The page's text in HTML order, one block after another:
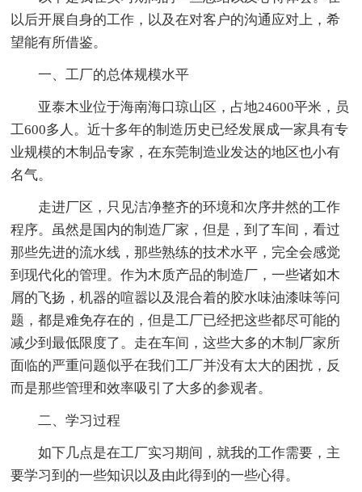
以后开展自身的工作，以及在对客户的沟通应对上，希
望能有所借鉴。
一、工厂的总体规模水平
亚泰木业位于海南海口琼山区，占地24600平米，员
工600多人。近十多年的制造历史已经发展成一家具有专
业规模的木制品专家，在东莞制造业发达的地区也小有
名气。
走进厂区，只见洁净整齐的环境和次序井然的工作
程序。虽然是国内的制造厂家，但是，到了车间，看过
那些先进的流水线，那些熟练的技术水平，完全会感觉
到现代化的管理。作为木质产品的制造厂，一些诸如木
屑的飞扬，机器的喧嚣以及混合着的胶水味油漆味等问
题，都是难免存在的，但是工厂已经把这些都尽可能的
减少到最低限度了。走在车间，这些大多的木制厂家所
面临的严重问题似乎在我们工厂并没有太大的困扰，反
而是那些管理和效率吸引了大多的参观者。
二、学习过程
如下几点是在工厂实习期间，就我的工作需要，主
要学习到的一些知识以及由此得到的一些心得。